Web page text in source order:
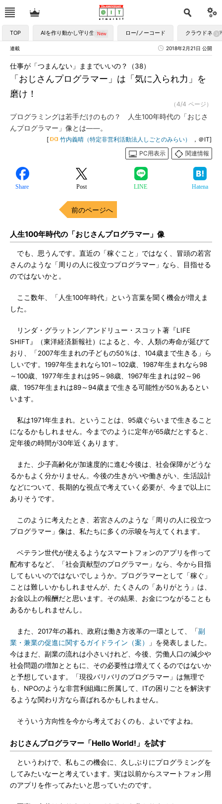
TOP AIを作り動かし守り生かす ロー/ノーコード クラウドネイ
連載 2018年2月21日 公開
「おじさんプログラマー」は「気に入られ力」を
磨け！
仕事が「つまんない」ままでいいの？（38）
（4/4 ページ）
プログラミングは若手だけのもの？ 人生100年時代の「おじさ
んプログラマー」像とは――。
[ 竹内義晴（特定非営利活動法人しごとのみらい）
，＠IT]
PC用表示
関連情報
Share Post LINE Hatena
前のページへ
人生100年時代の「おじさんプログラマー」像
でも、思うんです。直近の「稼ぐこと」ではなく、冒頭の若宮
さんのような「周りの人に役立つプログラマー」なら、目指せる
のではないかと。
ここ数年、「人生100年時代」という言葉を聞く機会が増えま
した。
リンダ・グラットン／アンドリュー・スコット著『LIFE
SHIFT』（東洋経済新報社）によると、今、人類の寿命が延びて
おり、「2007年生まれの子どもの50％は、104歳まで生きる」ら
しいです。1997年生まれなら101～102歳、1987年生まれなら98
～100歳、1977年生まれは95～98歳、1967年生まれは92～96
歳、1957年生まれは89～94歳まで生きる可能性が50％あるとい
います。
私は1971年生まれ。ということは、95歳ぐらいまで生きること
になるかもしれません。今までのように定年が65歳だとすると、
定年後の時間が30年近くあります。
また、少子高齢化が加速度的に進む今後は、社会保障がどうな
るかもよく分かりません。今後の生きがいや働きがい、生活設計
などについて、長期的な視点で考えていく必要が、今まで以上に
ありそうです。
このように考えたとき、若宮さんのような「周りの人に役立つ
プログラマー」像は、私たちに多くの示唆を与えてくれます。
ベテラン世代が使えるようなスマートフォンのアプリを作って
配布するなど、「社会貢献型のプログラマー」なら、今から目指
してもいいのではないでしょうか。プログラマーとして「稼ぐ」
ことは難しいかもしれませんが、たくさんの「ありがとう」は、
お金以上の報酬だと思います。その結果、お金につながることも
あるかもしれませんし。
また、2017年の暮れ、政府は働き方改革の一環として、「副
業・兼業の促進に関するガイドライン（案）
」を発表しました。
今はまだ、副業の流れは小さいけれど、今後、労働人口の減少や
社会問題の増加とともに、その必要性は増えてくるのではないか
と予想しています。「現役バリバリのプログラマー」は無理で
も、NPOのような非営利組織に所属して、ITの困りごとを解決す
るような関わり方なら喜ばれるかもしれません。
そういう方向性を今から考えておくのも、よいですよね。
おじさんプログラマー「Hello World!」を試す
というわけで、私もこの機会に、久しぶりにプログラミングを
してみたいなーと考えています。実は以前からスマートフォン用
のアプリを作ってみたいと思っていたのです。